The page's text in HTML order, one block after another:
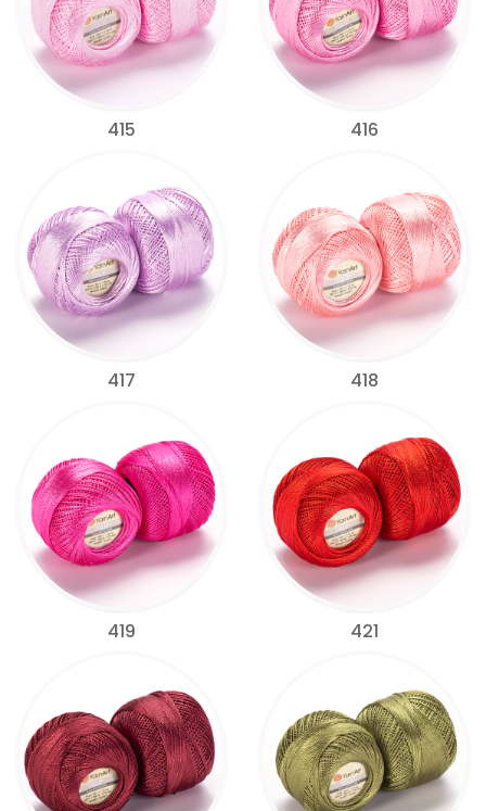
415 416
417 418
419 421